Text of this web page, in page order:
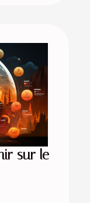
sur le